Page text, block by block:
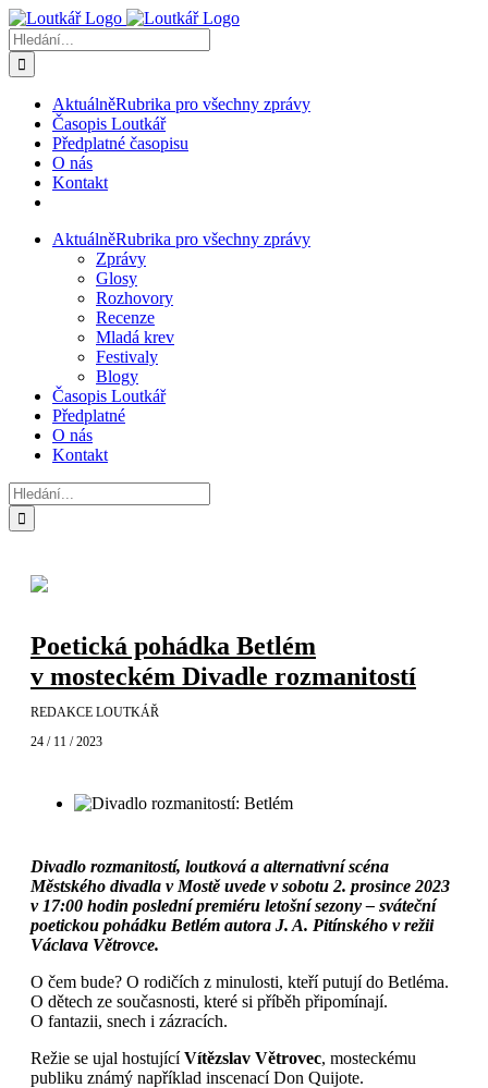
Přeskočit
na
obsah
Hledat:
AktuálněRubrika pro všechny zprávy
Časopis Loutkář
Předplatné časopisu
O nás
Kontakt
AktuálněRubrika pro všechny zprávy
Zprávy
Glosy
Rozhovory
Recenze
Mladá krev
Festivaly
Blogy
Časopis Loutkář
Předplatné
O nás
Kontakt
Hledat:
Poetická pohádka Betlém
v mosteckém Divadle rozmanitostí
REDAKCE LOUTKÁŘ
24 / 11 / 2023
Divadlo rozmanitostí, loutková a alternativní scéna
Městského divadla v Mostě uvede v sobotu 2. prosince 2023
v 17:00 hodin poslední premiéru letošní sezony – sváteční
poetickou pohádku Betlém autora J. A. Pitínského v režii
Václava Větrovce.
O čem bude? O rodičích z minulosti, kteří putují do Betléma.
O dětech ze současnosti, které si příběh připomínají.
O fantazii, snech i zázracích.
Režie se ujal hostujícíVítězslav Větrovec, mosteckému
publiku známý například inscenací Don Quijote.